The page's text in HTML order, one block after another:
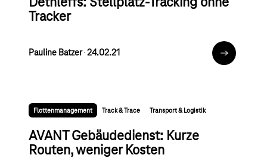
Tracker
Pauline Batzer∙24.02.21
Dethleffs:
Flottenmanagement Track & Trace Transport & Logistik
AVANT Gebäudedienst: Kurze
Routen, weniger Kosten